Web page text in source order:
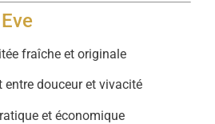
fraîche et originale
entre douceur et vivacité
et économique